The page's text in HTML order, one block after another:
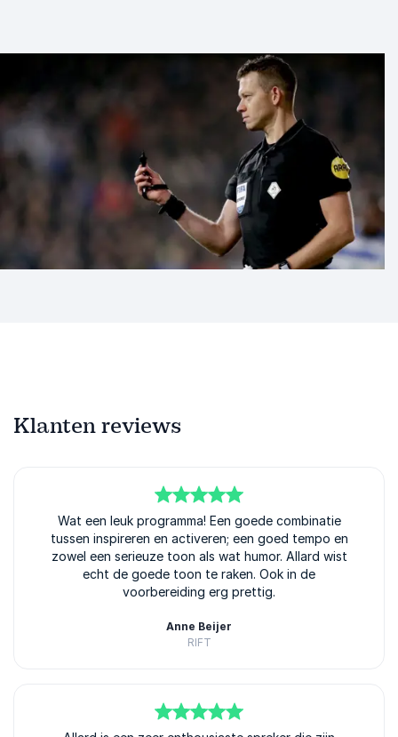
Klanten reviews
van 5
Wat een leuk programma! Een goede combinatie
tussen inspireren en activeren; een goed tempo en
zowel een serieuze toon als wat humor. Allard wist
echt de goede toon te raken. Ook in de
voorbereiding erg prettig.
Anne Beijer
RIFT